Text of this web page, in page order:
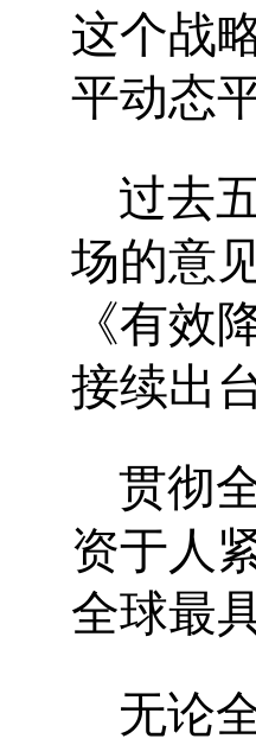
这个战
平动态
过去
场的意
《有
接续出
贯彻
资于人
全球最
无论